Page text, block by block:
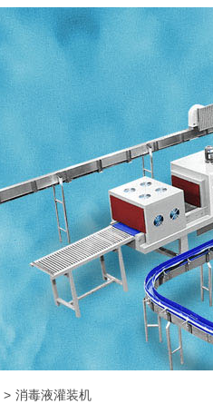
> 消毒液灌装机